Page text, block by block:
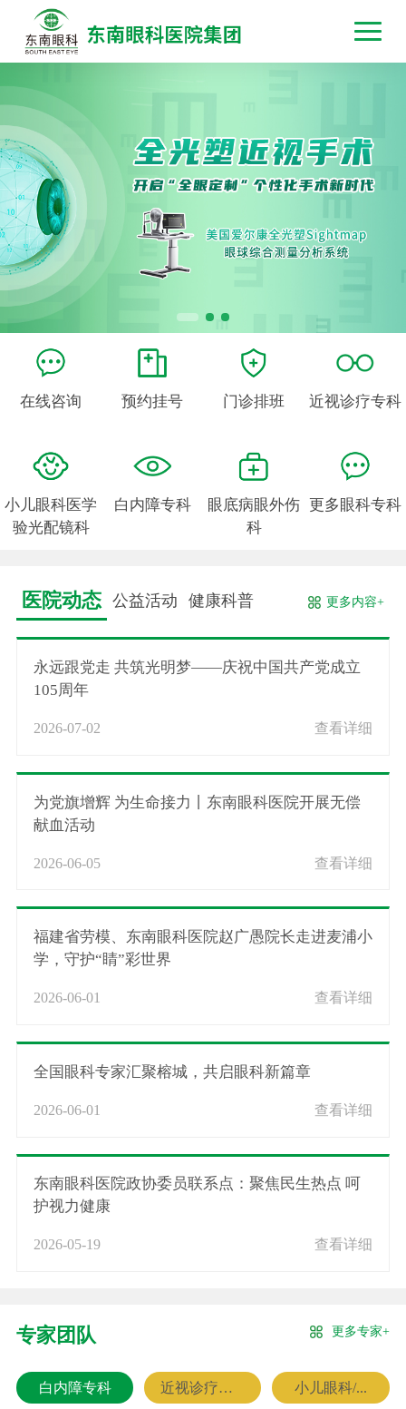
在线咨询 预约挂号 门诊排班 近视诊疗专科
小儿眼科医学
验光配镜科
白内障专科
眼底病眼外伤
科
更多眼科专科
医院动态 公益活动 健康科普 更多内容+
永远跟党走 共筑光明梦——庆祝中国共产党成立
105周年
2026-07-02 查看详细
为党旗增辉 为生命接力丨东南眼科医院开展无偿
献血活动
2026-06-05 查看详细
福建省劳模、东南眼科医院赵广愚院长走进麦浦小
学，守护“睛”彩世界
2026-06-01 查看详细
全国眼科专家汇聚榕城，共启眼科新篇章
2026-06-01 查看详细
东南眼科医院政协委员联系点：聚焦民生热点 呵
护视力健康
2026-05-19 查看详细
专家团队 更多专家+
白内障专科 近视诊疗专科 小儿眼科/...